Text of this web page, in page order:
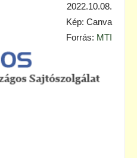
2022.10.08.
Kép: Canva
Forrás: MTI